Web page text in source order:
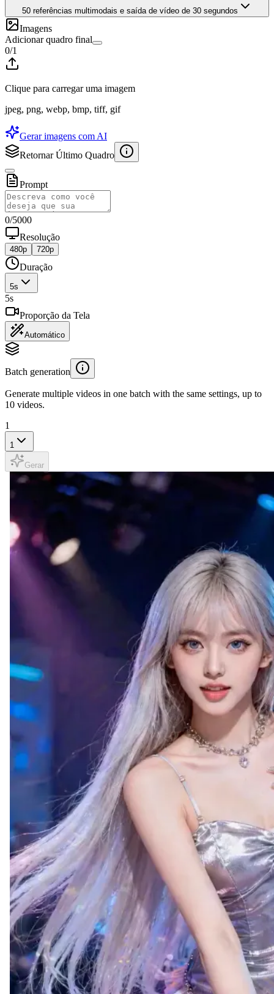
50 referências multimodais e saída de vídeo de 30 segundos
Imagens
Adicionar quadro final
0/1
Clique para carregar uma imagem
jpeg, png, webp, bmp, tiff, gif
Gerar imagens com AI
Retornar Último Quadro
Prompt
0/5000
Resolução
480p 720p
Duração
5s
5s
Proporção da Tela
Automático
Batch generation
Generate multiple videos in one batch with the same settings, up to
10 videos.
1
1
Gerar